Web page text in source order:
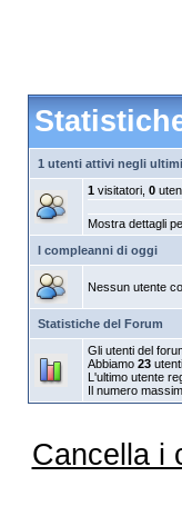
1 utenti attivi negli
1visitatori, 0
Mostra dettagli
I compleanni di oggi
Nessun utente
Statistiche del Forum
Gli utenti del
Abbiamo 23
L'ultimo utente
Il numero
Cancella i